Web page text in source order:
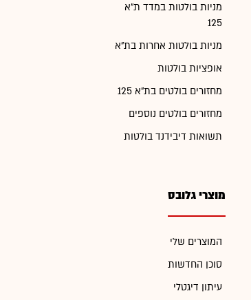
מניות בולטות במדד ת"א
125
מניות בולטות אחרות בת"א
אופציות בולטות
מחזורים בולטים בת"א 125
מחזורים בולטים נוספים
תשואות דיבידנד בולטות
מוצרי גלובס
המוצרים שלי
סוכן החדשות
עיתון דיגטלי